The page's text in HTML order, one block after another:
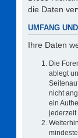
die Daten
UMFANG
Ihre Daten
Die
ablegt
nicht
ein
jederzeit